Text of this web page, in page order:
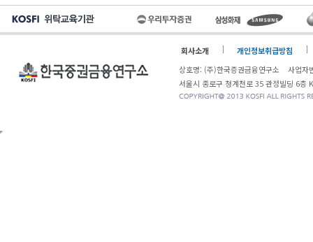
회사소개
개인정보취급방침
상호명: (주)한국증권금융연구소 사업
서울시 종로구 청계천로 35 관정빌딩